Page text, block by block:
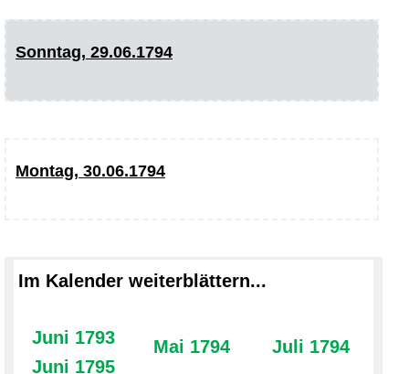
Sonntag, 29.06.1794
Montag, 30.06.1794
Im Kalender weiterblättern...
Juni 1793
Juni 1795
Mai 1794 Juli 1794